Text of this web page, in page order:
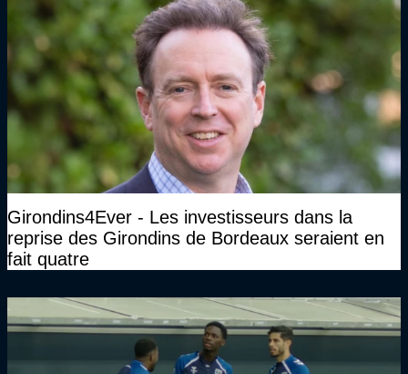
Girondins4Ever - Les investisseurs dans la
reprise des Girondins de Bordeaux seraient en
fait quatre